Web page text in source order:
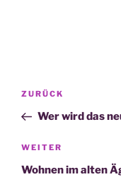
Vorheriger
Beitrag
ZURÜCK
Wer wird das
Nächster
Beitrag
WEITER
Wohnen im alten